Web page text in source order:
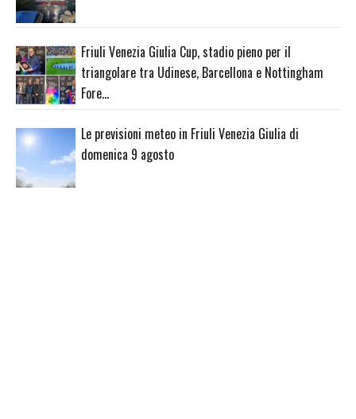
Friuli Venezia Giulia Cup, stadio pieno per il
triangolare tra Udinese, Barcellona e Nottingham
Fore…
Le previsioni meteo in Friuli Venezia Giulia di
domenica 9 agosto